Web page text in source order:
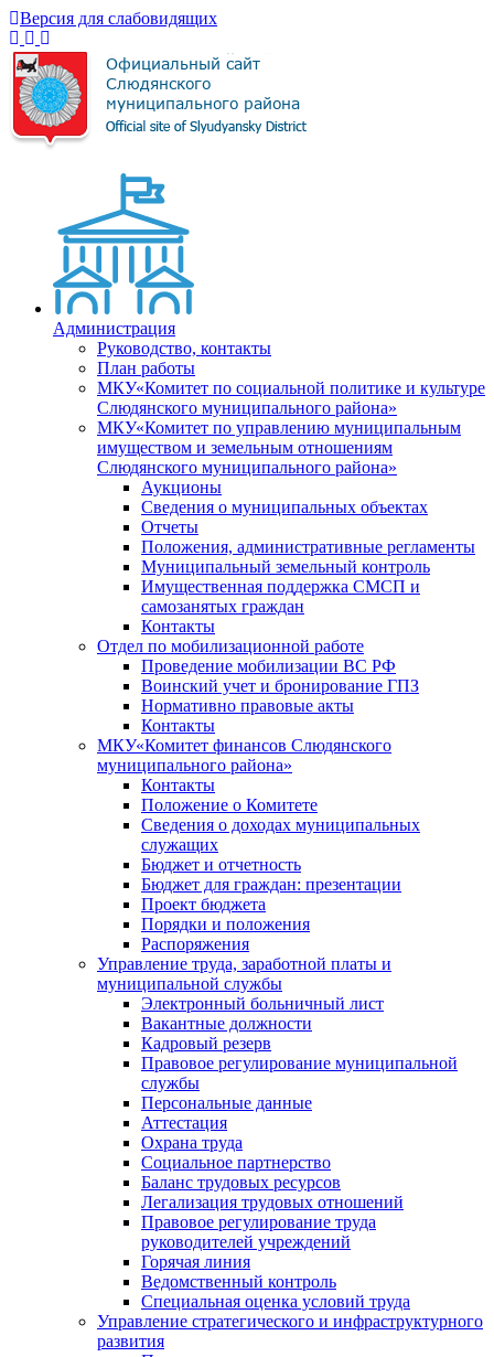
Версия для слабовидящих
Администрация
Руководство, контакты
План работы
МКУ«Комитет по социальной политике и культуре
Слюдянского муниципального района»
МКУ«Комитет по управлению муниципальным
имуществом и земельным отношениям
Слюдянского муниципального района»
Аукционы
Сведения о муниципальных объектах
Отчеты
Положения, административные регламенты
Муниципальный земельный контроль
Имущественная поддержка СМСП и
самозанятых граждан
Контакты
Отдел по мобилизационной работе
Проведение мобилизации ВС РФ
Воинский учет и бронирование ГПЗ
Нормативно правовые акты
Контакты
МКУ«Комитет финансов Слюдянского
муниципального района»
Контакты
Положение о Комитете
Сведения о доходах муниципальных
служащих
Бюджет и отчетность
Бюджет для граждан: презентации
Проект бюджета
Порядки и положения
Распоряжения
Управление труда, заработной платы и
муниципальной службы
Электронный больничный лист
Вакантные должности
Кадровый резерв
Правовое регулирование муниципальной
службы
Персональные данные
Аттестация
Охрана труда
Социальное партнерство
Баланс трудовых ресурсов
Легализация трудовых отношений
Правовое регулирование труда
руководителей учреждений
Горячая линия
Ведомственный контроль
Специальная оценка условий труда
Управление стратегического и инфраструктурного
развития